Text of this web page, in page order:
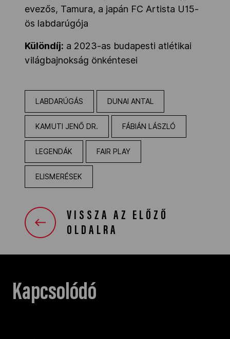
evezős, Tamura, a japán FC Artista U15-
ös labdarúgója
Különdíj: a 2023-as budapesti atlétikai
világbajnokság önkéntesei
LABDARÚGÁS DUNAI ANTAL
KAMUTI JENŐ DR. FÁBIÁN LÁSZLÓ
LEGENDÁK FAIR PLAY
ELISMERÉSEK
VISSZA AZ ELŐZŐ
OLDALRA
Kapcsolódó